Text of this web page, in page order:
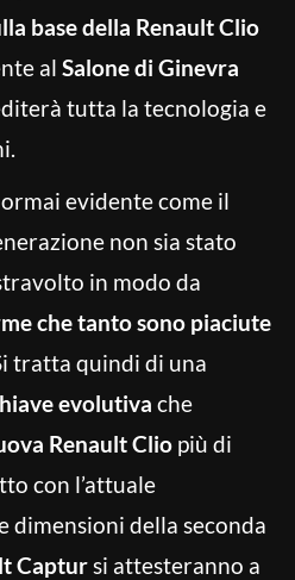
base della Renault Clio
al Salone di Ginevra
tutta la tecnologia e
evidente come il
non sia stato
in modo da
che tanto sono piaciute
tratta quindi di una
evolutiva che
Renault Clio più di
con l’attuale
dimensioni della seconda
Captursi attesteranno a